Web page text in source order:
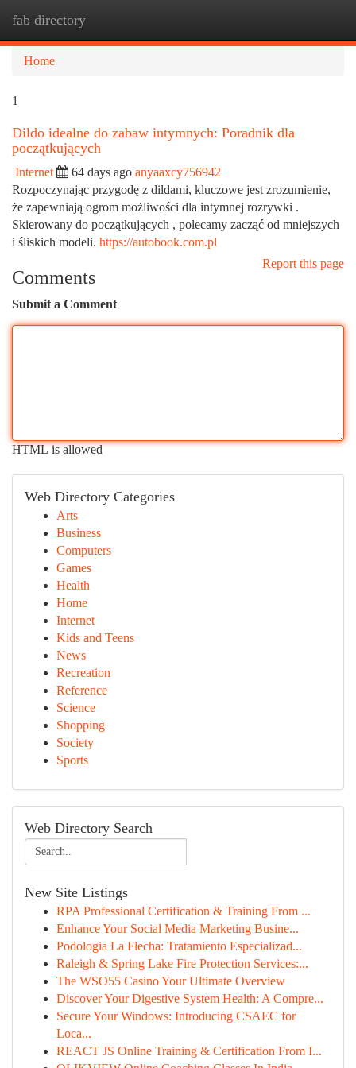
fab directory
Home
1
Dildo idealne do zabaw intymnych: Poradnik dla
początkujących
Internet 64 days ago anyaaxcy756942
Rozpoczynając przygodę z dildami, kluczowe jest zrozumienie,
że zapewniają ogrom możliwości dla intymnej rozrywki .
Skierowany do początkujących , polecamy zacząć od mniejszych
i śliskich modeli. https://autobook.com.pl
Report this page
Comments
Submit a Comment
HTML is allowed
Web Directory Categories
Arts
Business
Computers
Games
Health
Home
Internet
Kids and Teens
News
Recreation
Reference
Science
Shopping
Society
Sports
Web Directory Search
New Site Listings
RPA Professional Certification & Training From ...
Enhance Your Social Media Marketing Busine...
Podologia La Flecha: Tratamiento Especializad...
Raleigh & Spring Lake Fire Protection Services:...
The WSO55 Casino Your Ultimate Overview
Discover Your Digestive System Health: A Compre...
Secure Your Windows: Introducing CSAEC for
Loca...
REACT JS Online Training & Certification From I...